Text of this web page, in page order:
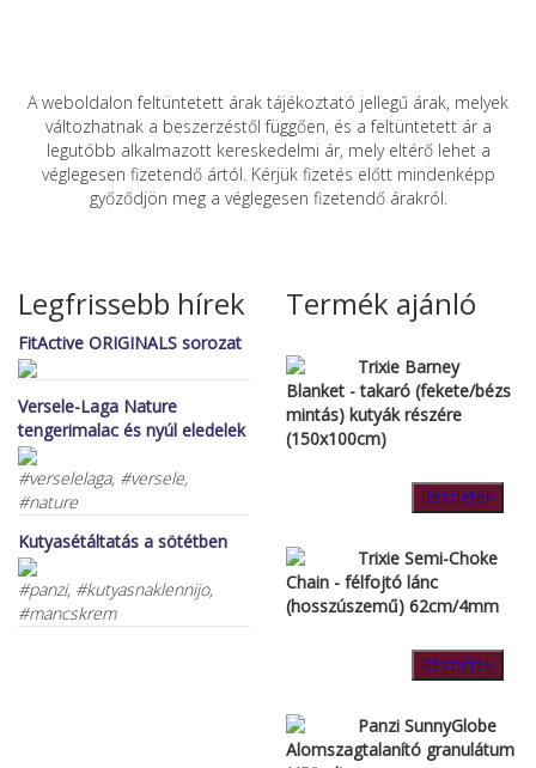
A weboldalon feltüntetett árak tájékoztató jellegű árak, melyek
változhatnak a beszerzéstől függően, és a feltüntetett ár a
legutóbb alkalmazott kereskedelmi ár, mely eltérő lehet a
véglegesen fizetendő ártól. Kérjük fizetés előtt mindenképp
győződjön meg a véglegesen fizetendő árakról.
Legfrissebb hírek
FitActive ORIGINALS sorozat
Versele-Laga Nature
tengerimalac és nyúl eledelek
#verselelaga, #versele,
#nature
Kutyasétáltatás a sötétben
#panzi, #kutyasnaklennijo,
#mancskrem
Termék ajánló
Trixie Barney
Blanket - takaró (fekete/bézs
mintás) kutyák részére
(150x100cm)
Részletek
Trixie Semi-Choke
Chain - félfojtó lánc
(hosszúszemű) 62cm/4mm
Részletek
Panzi SunnyGlobe
Alomszagtalanító granulátum